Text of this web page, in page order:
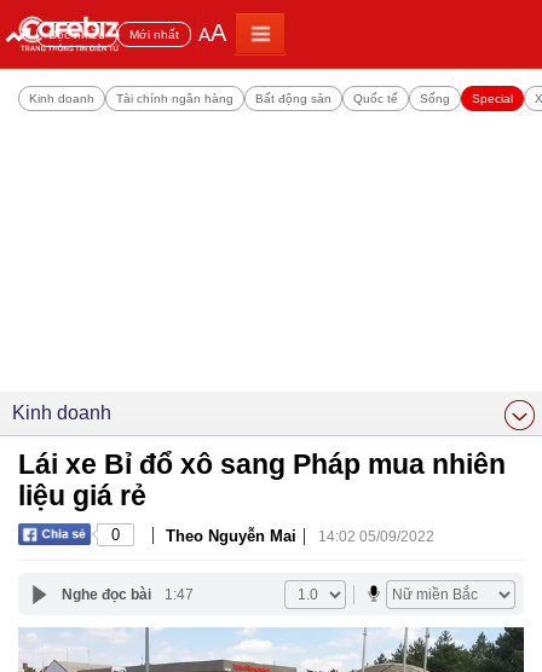
Đọc nhiều Mới nhất AA
Kinh doanh Tài chính ngân hàng Bất động sản Quốc tế Sống Special
Kinh doanh
Lái xe Bỉ đổ xô sang Pháp mua nhiên
liệu giá rẻ
0 | Theo Nguyễn Mai | 14:02 05/09/2022
Nghe đọc bài 1:47